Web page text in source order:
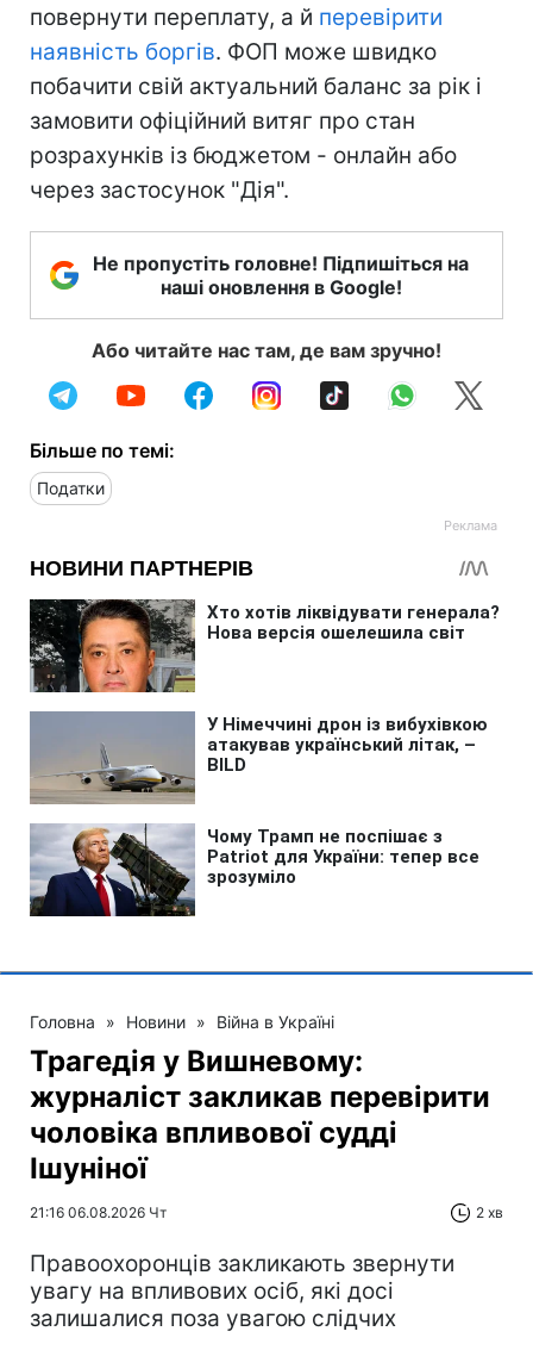
повернути переплату, а й перевірити
наявність боргів. ФОП може швидко
побачити свій актуальний баланс за рік і
замовити офіційний витяг про стан
розрахунків із бюджетом - онлайн або
через застосунок "Дія".
Не пропустіть головне! Підпишіться на
наші оновлення в Google!
Або читайте нас там, де вам зручно!
Більше по темі:
Податки
Головна » Новини » Війна в Україні
Трагедія у Вишневому:
журналіст закликав перевірити
чоловіка впливової судді
Ішуніної
21:16 06.08.2026 Чт 2 хв
Правоохоронців закликають звернути
увагу на впливових осіб, які досі
залишалися поза увагою слідчих